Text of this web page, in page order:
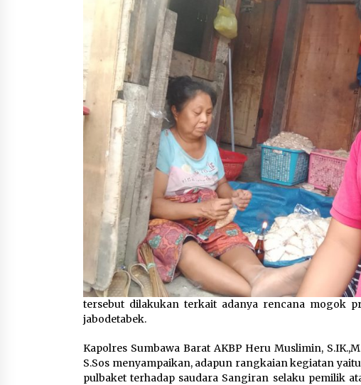
tersebut dilakukan terkait adanya rencana mogok
jabodetabek.
Kapolres Sumbawa Barat AKBP Heru Muslimin,
S.Sos menyampaikan, adapun rangkaian kegiatan
pulbaket terhadap saudara Sangiran selaku pemilik